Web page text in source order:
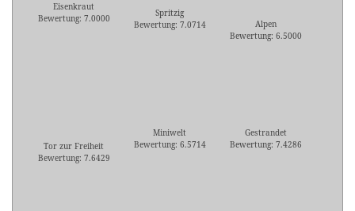
Eisenkraut
Bewertung: 7.0000
Spritzig
Bewertung: 7.0714
Alpen
Bewertung: 6.5000
Tor zur Freiheit
Bewertung: 7.6429
Miniwelt
Bewertung: 6.5714
Gestrandet
Bewertung: 7.4286